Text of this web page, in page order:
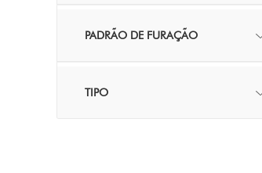
PADRÃO DE FURAÇÃO
TIPO